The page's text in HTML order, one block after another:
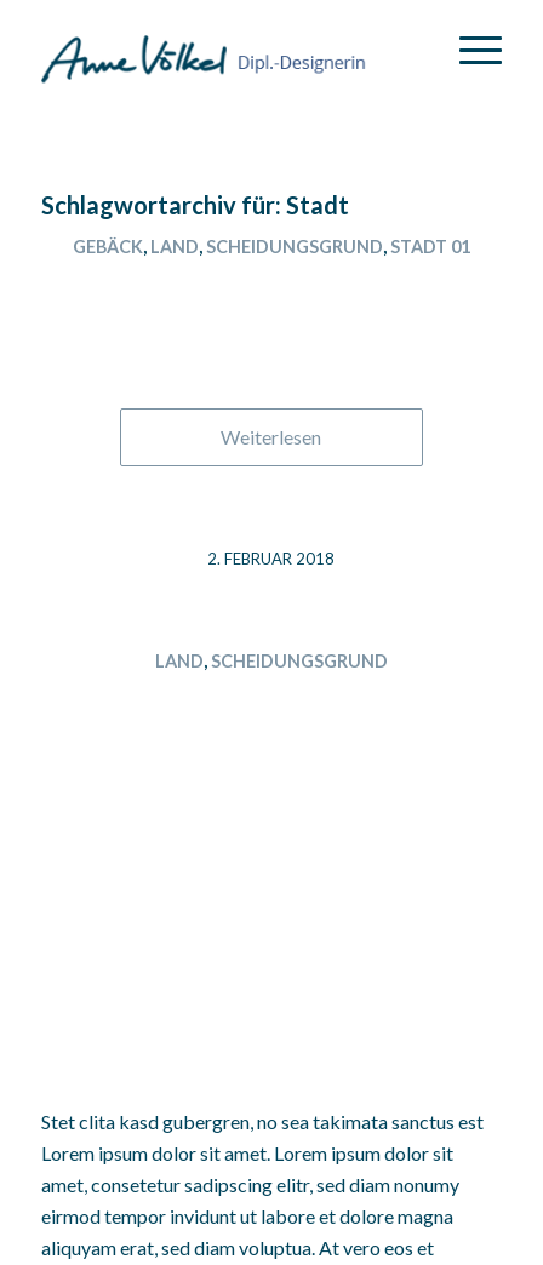
Schlagwortarchiv für: Stadt
GEBÄCK, LAND,SCHEIDUNGSGRUND,STADT 01
Weiterlesen
2. FEBRUAR 2018
LAND,SCHEIDUNGSGRUND
Stet clita kasd gubergren, no sea takimata sanctus est
Lorem ipsum dolor sit amet. Lorem ipsum dolor sit
amet, consetetur sadipscing elitr, sed diam nonumy
eirmod tempor invidunt ut labore et dolore magna
aliquyam erat, sed diam voluptua. At vero eos et